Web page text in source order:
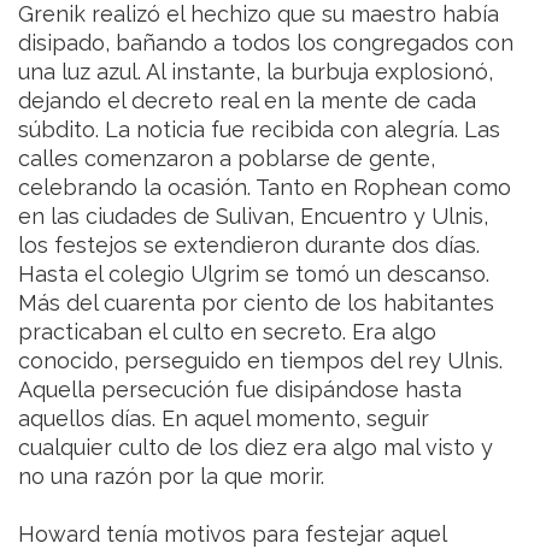
Grenik realizó el hechizo que su maestro había
disipado, bañando a todos los congregados con
una luz azul. Al instante, la burbuja explosionó,
dejando el decreto real en la mente de cada
súbdito. La noticia fue recibida con alegría. Las
calles comenzaron a poblarse de gente,
celebrando la ocasión. Tanto en Rophean como
en las ciudades de Sulivan, Encuentro y Ulnis,
los festejos se extendieron durante dos días.
Hasta el colegio Ulgrim se tomó un descanso.
Más del cuarenta por ciento de los habitantes
practicaban el culto en secreto. Era algo
conocido, perseguido en tiempos del rey Ulnis.
Aquella persecución fue disipándose hasta
aquellos días. En aquel momento, seguir
cualquier culto de los diez era algo mal visto y
no una razón por la que morir.
Howard tenía motivos para festejar aquel